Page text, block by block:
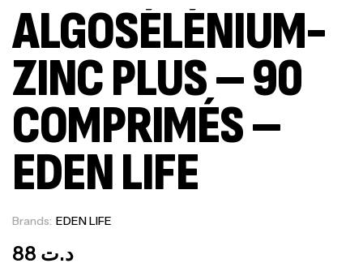
ALGOSÉLÉNIUM-
ZINC PLUS – 90
COMPRIMÉS –
EDEN LIFE
Brands: EDEN LIFE
د.ت